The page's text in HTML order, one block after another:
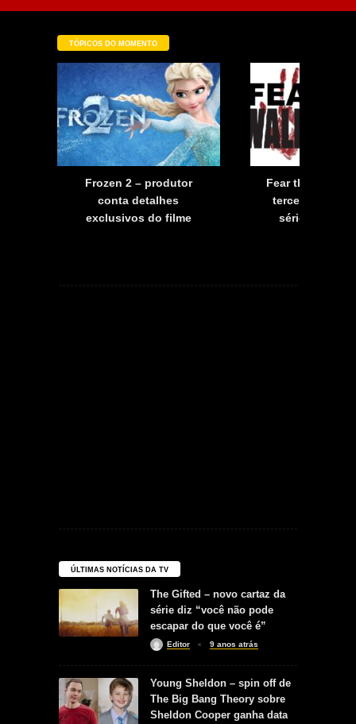
TÓPICOS DO MOMENTO
Frozen 2 – produtor
conta detalhes
exclusivos do filme
Fear the
terceira
série já tem
ÚLTIMAS NOTÍCIAS DA TV
The Gifted – novo cartaz da
série diz “você não pode
escapar do que você é”
Editor 9 anos atrás
Young Sheldon – spin off de
The Big Bang Theory sobre
Sheldon Cooper ganha data